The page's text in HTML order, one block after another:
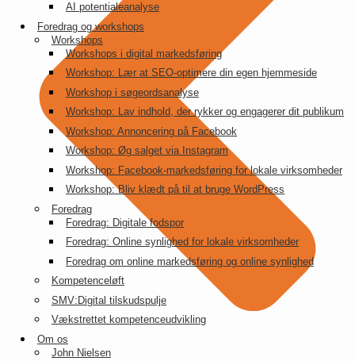
AI potentialeanalyse
Foredrag og workshops
Workshops
Workshops i digital markedsføring
Workshop: Lær at SEO-optimere din egen hjemmeside
Workshop i søgeordsanalyse
Workshop: Lav indhold, der rykker og engagerer dit publikum
Workshop: Annoncering på Facebook
Workshop: Øg salget via Instagram
Workshop: Facebook-markedsføring for lokale virksomheder
Workshop: Bliv klædt på til at bruge WordPress
Foredrag
Foredrag: Digitale fodspor
Foredrag: Online synlighed for lokale virksomheder
Foredrag om online markedsføring og online synlighed
Kompetenceløft
SMV:Digital tilskudspulje
Vækstrettet kompetenceudvikling
Om os
John Nielsen